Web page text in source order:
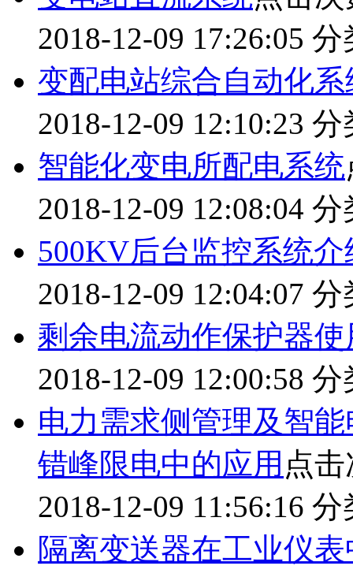
2018-12-09 17:26:05 分
变配电站综合自动化
2018-12-09 12:10:23 分
智能化变电所配电系统
2018-12-09 12:08:04 分
500KV后台监控系统介
2018-12-09 12:04:07 分
剩余电流动作保护器
2018-12-09 12:00:58 分
电力需求侧管理及智
错峰限电中的应用 点
2018-12-09 11:56:16 分
隔离变送器在工业仪